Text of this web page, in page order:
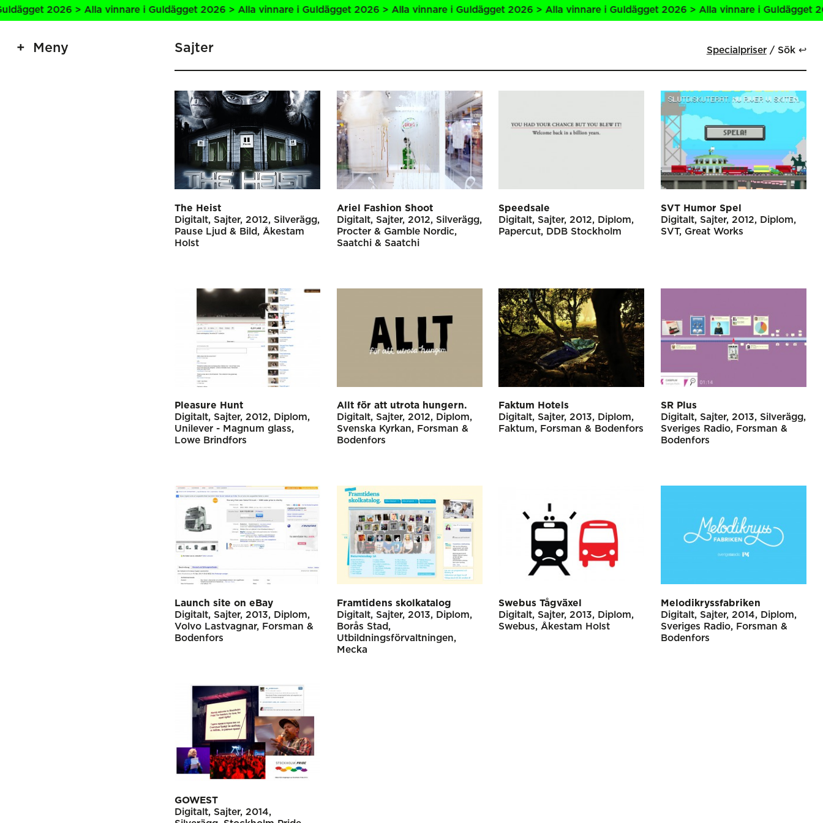
> Alla vinnare i Guldägget 2026 > Alla vinnare i Guldägget 2026 > Alla vinnare i Guldägget 2026 > Alla vinnare i Guldägget 2026 > Alla vinnare i Guldägget 2026
Meny Sajter Specialpriser Sök ↩
The Heist
Digitalt
Sajter 2012
Silverägg
Pause Ljud & Bild
Åkestam
Holst
Ariel Fashion Shoot
Digitalt
Sajter 2012
Silverägg
Procter & Gamble Nordic
Saatchi & Saatchi
Speedsale
Digitalt
Sajter 2012
Diplom
Papercut
DDB Stockholm
SVT Humor Spel
Digitalt
Sajter 2012
Diplom
SVT
Great Works
Pleasure Hunt
Digitalt
Sajter 2012
Diplom
Unilever - Magnum glass
Lowe Brindfors
Allt för att utrota hungern.
Digitalt
Sajter 2012
Diplom
Svenska Kyrkan
Forsman &
Bodenfors
Faktum Hotels
Digitalt
Sajter 2013
Diplom
Faktum
Forsman & Bodenfors
SR Plus
Digitalt
Sajter 2013
Silverägg
Sveriges Radio
Forsman &
Bodenfors
Launch site on eBay
Digitalt
Sajter 2013
Diplom
Volvo Lastvagnar
Forsman &
Bodenfors
Framtidens skolkatalog
Digitalt
Sajter 2013
Diplom
Borås Stad,
Utbildningsförvaltningen
Mecka
Swebus Tågväxel
Digitalt
Sajter 2013
Diplom
Swebus
Åkestam Holst
Melodikryssfabriken
Digitalt
Sajter 2014
Diplom
Sveriges Radio
Forsman &
Bodenfors
GOWEST
Digitalt
Sajter
2014